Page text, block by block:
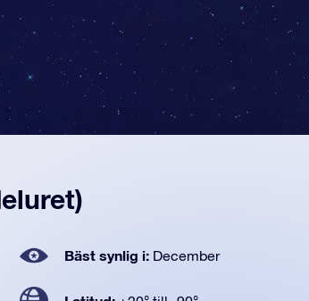
Bäst synlig i: December